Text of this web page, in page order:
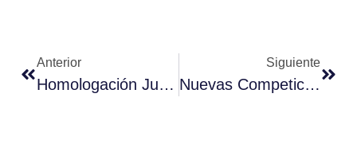
Anterior
Homologación Jueces Baristas En Zaragoza, 29 Y 30 De Septiembre
Siguiente
Nuevas Competiciones De Cata, Aeropress Y Coctelería Con Café